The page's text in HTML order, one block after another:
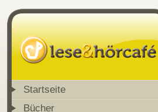
Startseite
Bücher